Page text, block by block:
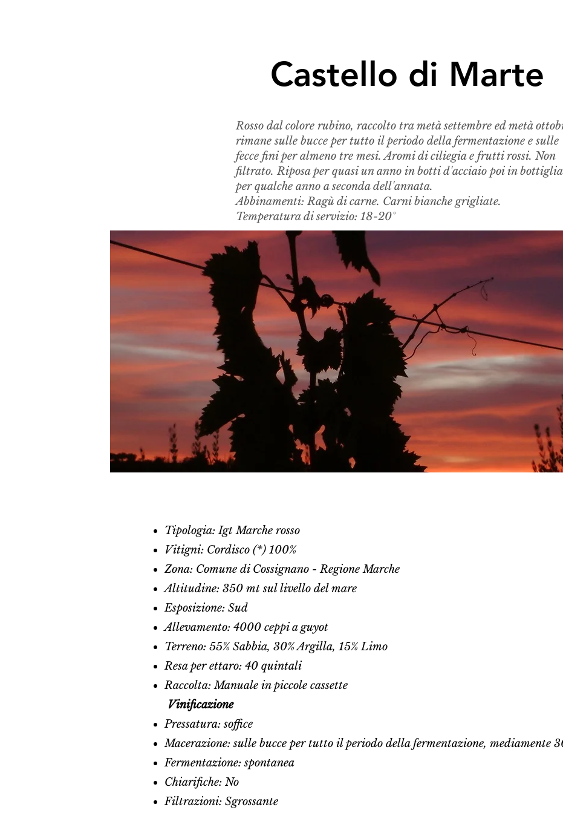
Castello di Marte
Rosso dal colore rubino, raccolto tra metà settembre ed metà
rimane sulle bucce per tutto il periodo della fermentazione e sulle
fecce fini per almeno tre mesi. Aromi di ciliegia e frutti rossi. Non
filtrato. Riposa per quasi un anno in botti d'acciaio poi in bottiglia
per qualche anno a seconda dell'annata.
Abbinamenti: Ragù di carne. Carni bianche grigliate.
Temperatura di servizio: 18-20°
Tipologia: Igt Marche rosso
Vitigni: Cordisco (*) 100%
Zona: Comune di Cossignano - Regione Marche
Altitudine: 350 mt sul livello del mare
Esposizione: Sud
Allevamento: 4000 ceppi a guyot
Terreno: 55% Sabbia, 30% Argilla, 15% Limo
Resa per ettaro: 40 quintali
Raccolta: Manuale in piccole cassette
Vinificazione
Pressatura: soffice
Macerazione: sulle bucce per tutto il periodo della fermentazione, mediamente
Fermentazione: spontanea
Chiarifiche: No
Filtrazioni: Sgrossante